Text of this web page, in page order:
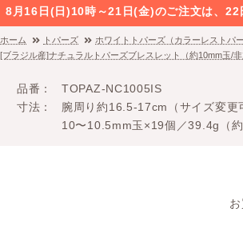
8月16日(日)10時～21日(金)のご注文は、22
ホーム トパーズ ホワイトトパーズ（カラーレストパー
[ブラジル産]ナチュラルトパーズブレスレット（約10mm玉/非
品番
TOPAZ-NC1005IS
寸法
腕周り約16.5-17cm（サイズ変更
10〜10.5mm玉×19個／39.4g（約